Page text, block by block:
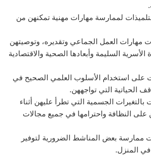
لممارسة مهارات مهنية تمكنهن من
مهارات العمل الجماعي وتقديره، وتوصيتهن
الأسرية السليمة وأبعادها الصحية والاقتصادية
على استخدام الأسلوب العلمي الصحيح في
الحياتية التي تواجههن.
بالتغيرات الجسمية التي تطرأ عليهن أثناء
على النظافة واحترامها في جميع مجالات
ممارسة بعض المناشط الضرورية لتوفير
في المنزل.